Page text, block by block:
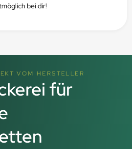
bei dir!
VOM HERSTELLER
für